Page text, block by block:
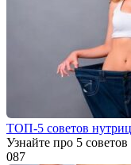
ТОП-5 советов
Узнайте про 5
087